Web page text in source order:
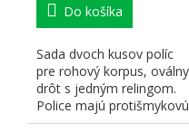
Do košíka
Sada dvoch kusov políc
pre rohový korpus, oválny
drôt s jedným relingom.
Police majú protišmykovú
úpravu. Určené pre...